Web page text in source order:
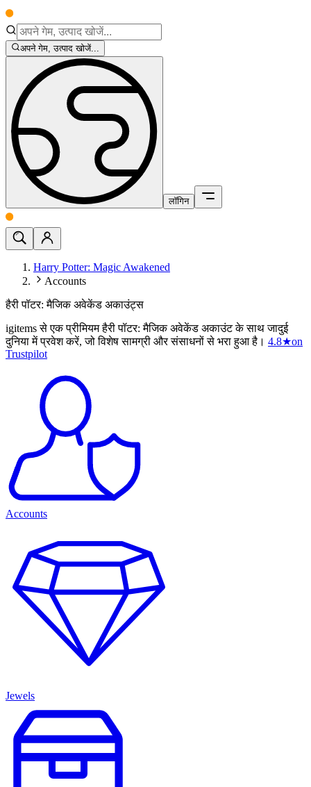
अपने गेम, उत्पाद खोजें...
लॉगिन
Harry Potter: Magic Awakened
Accounts
हैरी पॉटर: मैजिक अवेकेंड अकाउंट्स
igitems से एक प्रीमियम हैरी पॉटर: मैजिक अवेकेंड अकाउंट के साथ जादुई
दुनिया में प्रवेश करें, जो विशेष सामग्री और संसाधनों से भरा हुआ है। 4.8★on
Trustpilot
Accounts
Jewels